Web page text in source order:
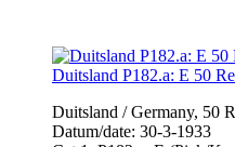
Duitsland P182.a: E 50
Duitsland / Germany, 50
Datum/date: 30-3-1933